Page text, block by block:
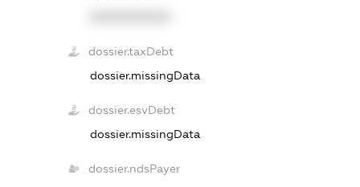
dossier.taxDebt
dossier.missingData
dossier.esvDebt
dossier.missingData
dossier.ndsPayer